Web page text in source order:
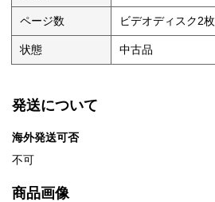
ページ数 ビデオディスク2枚
状態 中古品
発送について
海外発送可否
不可
商品画像